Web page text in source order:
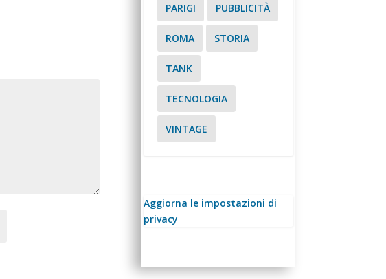
PARIGI PUBBLICITÀ
ROMA STORIA
TANK
TECNOLOGIA
VINTAGE
Aggiorna le impostazioni di
privacy